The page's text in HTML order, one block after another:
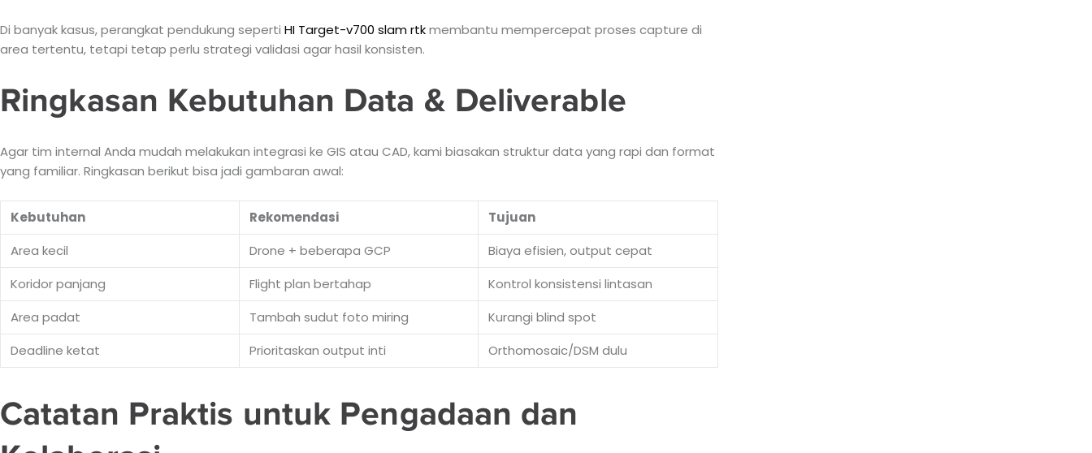
Di banyak kasus, perangkat pendukung seperti HI Target-v700 slam rtkmembantu mempercepat proses capture di
area tertentu, tetapi tetap perlu strategi validasi agar hasil konsisten.
Ringkasan Kebutuhan Data & Deliverable
Agar tim internal Anda mudah melakukan integrasi ke GIS atau CAD, kami biasakan struktur data yang rapi dan format
yang familiar. Ringkasan berikut bisa jadi gambaran awal:
Kebutuhan Rekomendasi
Tujuan
Area kecil
Drone + beberapa GCP
Biaya efisien, output cepat
Koridor panjang
Flight plan bertahap
Kontrol konsistensi lintasan
Area padat
Tambah sudut foto miring
Kurangi blind spot
Deadline ketat
Prioritaskan output inti Orthomosaic/DSM dulu
Catatan Praktis untuk Pengadaan dan